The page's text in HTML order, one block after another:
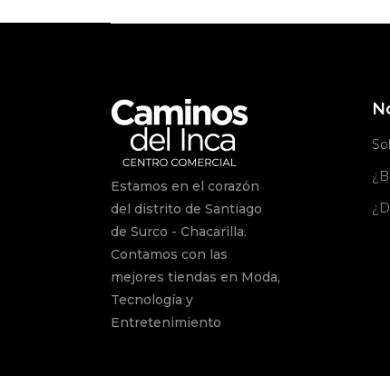
Estamos en el corazón
del distrito de Santiago
de Surco - Chacarilla.
Contamos con las
mejores tiendas en Moda,
Tecnología y
Entretenimiento